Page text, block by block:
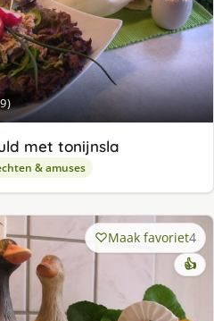
met tonijnsla
& amuses
Maak favoriet4
👍